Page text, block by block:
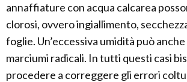
annaffiature con acqua calcarea
clorosi, ovvero ingiallimento,
foglie. Un’eccessiva umidità può
marciumi radicali. In tutti questi casi
procedere a correggere gli errori